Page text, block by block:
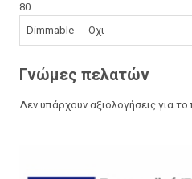
80
Dimmable Οχι
Γνώμες πελατών
Δεν υπάρχουν αξιολογήσεις για το